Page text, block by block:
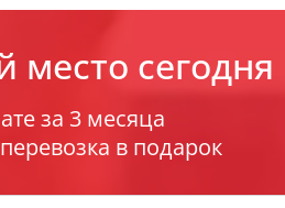
место сегодня
за 3 месяца
в подарок